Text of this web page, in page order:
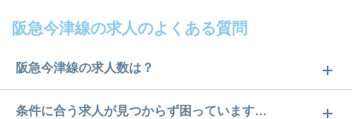
阪急今津線の求人のよくある質問
阪急今津線の求人数は？
阪急今津線の求人数は23件です。どのような求人が
条件に合う求人が見つからず困っています…